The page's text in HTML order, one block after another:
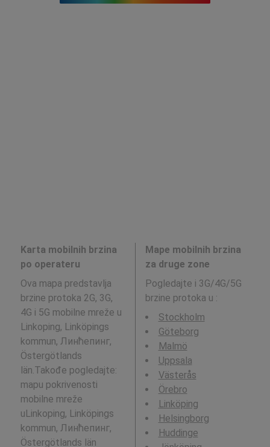
Karta mobilnih brzina
po operateru
Ova mapa predstavlja
brzine protoka 2G, 3G,
4G i 5G mobilne mreže u
Linkoping, Linköpings
kommun, Линћепинг,
Östergötlands
län.Takođe pogledajte:
mapu pokrivenosti
mobilne mreže
uLinkoping, Linköpings
kommun, Линћепинг,
Östergötlands län
Mape mobilnih brzina
za druge zone
Pogledajte i 3G/4G/5G
brzine protoka u :
Stockholm
Göteborg
Malmö
Uppsala
Västerås
Örebro
Linköping
Helsingborg
Huddinge